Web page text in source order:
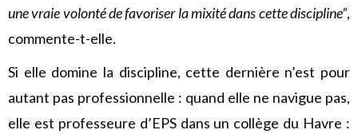
une vraie volonté de favoriser la mixité dans cette discipline”,
commente-t-elle.
Si elle domine la discipline, cette dernière n’est pour
autant pas professionnelle : quand elle ne navigue pas,
elle est professeure d’EPS dans un collège du Havre :